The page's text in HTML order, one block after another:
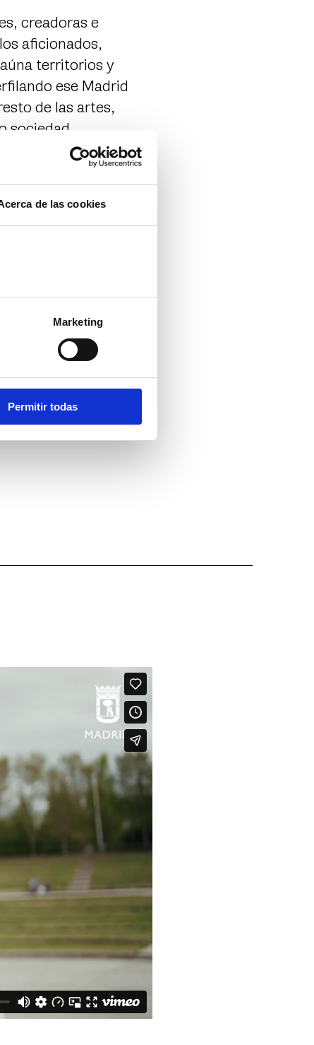
de las cookies
Marketing
Permitir todas
creadoras e
aficionados,
territorios y
ese Madrid
de las artes,
sociedad.
sostienen y guían
a buen seguro,
robusto un
divulgación del
también.